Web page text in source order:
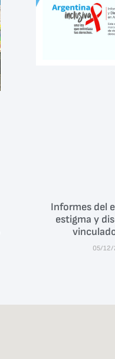
Informes del
estigma y
05/